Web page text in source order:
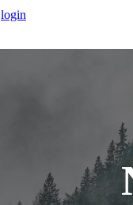
login